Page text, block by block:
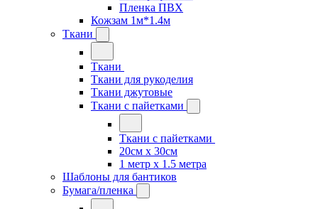
Пленка ПВХ
Кожзам 1м*1.4м
Ткани
Ткани
Ткани для рукоделия
Ткани джутовые
Ткани с пайетками
Ткани с пайетками
20см х 30см
1 метр х 1.5 метра
Шаблоны для бантиков
Бумага/пленка